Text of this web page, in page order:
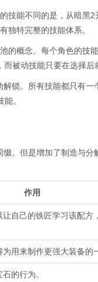
技能不同的是，从暗黑
独特完整的技能体系。
的概念。每个角色的技
被动技能只要在选择后
锁。所有技能都只有一
。
。但是增加了制造与分
作用
自己的铁匠学习该配方
用来制作更强大装备的
的行为。